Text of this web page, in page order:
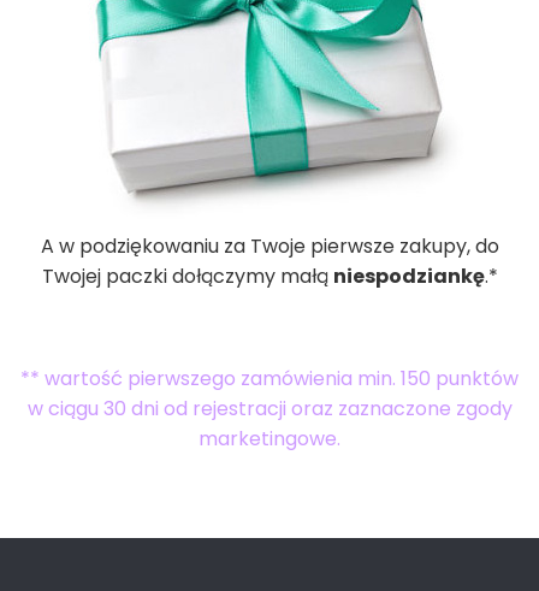
A w podziękowaniu za Twoje pierwsze zakupy, do
Twojej paczki dołączymy małą niespodziankę.*
** wartość pierwszego zamówienia min. 150 punktów
w ciągu 30 dni od rejestracji oraz zaznaczone zgody
marketingowe.